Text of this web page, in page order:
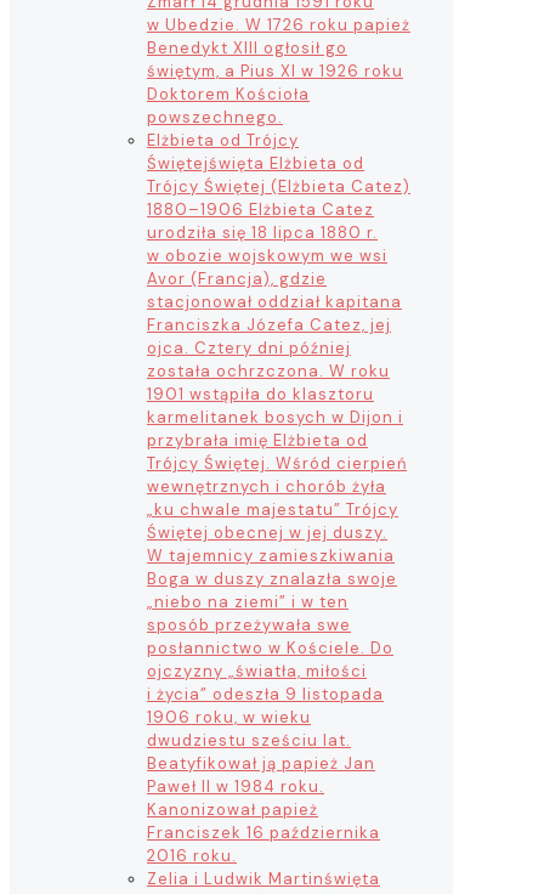
w Ubedzie. W 1726 roku papież
Benedykt XIII ogłosił go
świętym, a Pius XI w 1926 roku
Doktorem Kościoła
powszechnego.
Elżbieta od Trójcy
Świętejświęta Elżbieta od
Trójcy Świętej (Elżbieta Catez)
1880–1906 Elżbieta Catez
urodziła się 18 lipca 1880 r.
w obozie wojskowym we wsi
Avor (Francja), gdzie
stacjonował oddział kapitana
Franciszka Józefa Catez, jej
ojca. Cztery dni później
została ochrzczona. W roku
1901 wstąpiła do klasztoru
karmelitanek bosych w Dijon i
przybrała imię Elżbieta od
Trójcy Świętej. Wśród cierpień
wewnętrznych i chorób żyła
„ku chwale majestatu” Trójcy
Świętej obecnej w jej duszy.
W tajemnicy zamieszkiwania
Boga w duszy znalazła swoje
„niebo na ziemi” i w ten
sposób przeżywała swe
posłannictwo w Kościele. Do
ojczyzny „światła, miłości
i życia” odeszła 9 listopada
1906 roku, w wieku
dwudziestu sześciu lat.
Beatyfikował ją papież Jan
Paweł II w 1984 roku.
Kanonizował papież
Franciszek 16 października
2016 roku.
Zelia i Ludwik Martinświęta